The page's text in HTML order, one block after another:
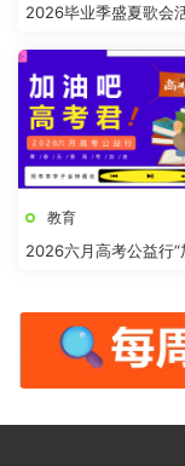
2026毕业季盛夏歌会
教育
2026六月高考公益行“